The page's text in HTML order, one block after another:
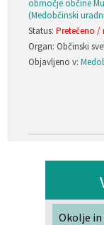
območje občine
(Medobčinski
Status: Pretečeno /
Organ: Občinski
Objavljeno v:
Okolje